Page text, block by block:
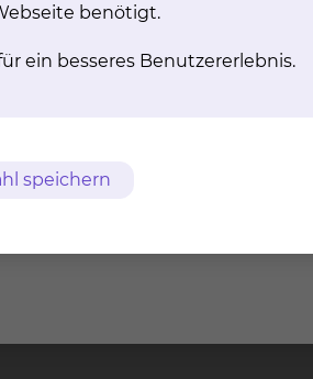
benötigt.
ein besseres Benutzererlebnis.
speichern